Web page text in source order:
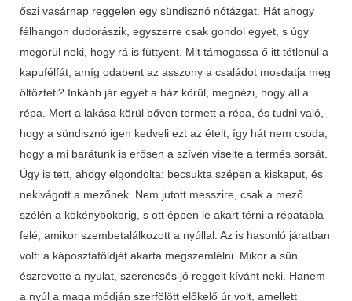
őszi vasárnap reggelen egy sündisznó nótázgat. Hát ahogy
félhangon dudorászik, egyszerre csak gondol egyet, s úgy
megörül neki, hogy rá is füttyent. Mit támogassa ő itt tétlenül a
kapufélfát, amíg odabent az asszony a családot mosdatja meg
öltözteti? Inkább jár egyet a ház körül, megnézi, hogy áll a
répa. Mert a lakása körül bőven termett a répa, és tudni való,
hogy a sündisznó igen kedveli ezt az ételt; így hát nem csoda,
hogy a mi barátunk is erősen a szívén viselte a termés sorsát.
Úgy is tett, ahogy elgondolta: becsukta szépen a kiskaput, és
nekivágott a mezőnek. Nem jutott messzire, csak a mező
szélén a kökénybokorig, s ott éppen le akart térni a répatábla
felé, amikor szembetalálkozott a nyúllal. Az is hasonló járatban
volt: a káposztaföldjét akarta megszemlélni. Mikor a sün
észrevette a nyulat, szerencsés jó reggelt kívánt neki. Hanem
a nyúl a maga módján szerfölött előkelő úr volt, amellett